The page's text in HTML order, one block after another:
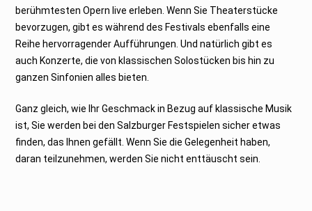
berühmtesten Opern live erleben. Wenn Sie Theaterstücke
bevorzugen, gibt es während des Festivals ebenfalls eine
Reihe hervorragender Aufführungen. Und natürlich gibt es
auch Konzerte, die von klassischen Solostücken bis hin zu
ganzen Sinfonien alles bieten.
Ganz gleich, wie Ihr Geschmack in Bezug auf klassische Musik
ist, Sie werden bei den Salzburger Festspielen sicher etwas
finden, das Ihnen gefällt. Wenn Sie die Gelegenheit haben,
daran teilzunehmen, werden Sie nicht enttäuscht sein.